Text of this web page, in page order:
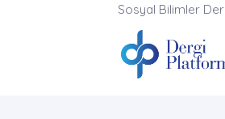
Sosyal Bilimler